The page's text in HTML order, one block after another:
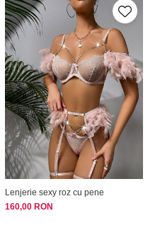
Lenjerie sexy roz cu pene
160,00 RON